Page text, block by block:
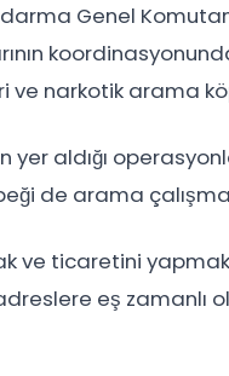
Genel
narkotik arama
yer aldığı
de arama
ve ticaretini
eş zamanlı